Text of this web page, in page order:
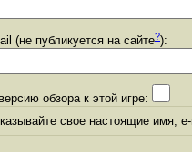
(не публикуется на сайте?):
обзора к этой игре:
свое настоящие имя,